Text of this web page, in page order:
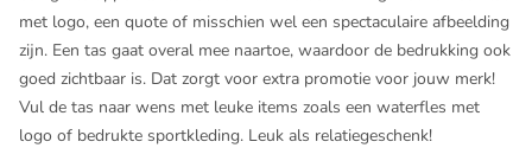
met logo, een quote of misschien wel een spectaculaire afbeelding
zijn. Een tas gaat overal mee naartoe, waardoor de bedrukking ook
goed zichtbaar is. Dat zorgt voor extra promotie voor jouw merk!
Vul de tas naar wens met leuke items zoals een waterfles met
logo of bedrukte sportkleding. Leuk als relatiegeschenk!